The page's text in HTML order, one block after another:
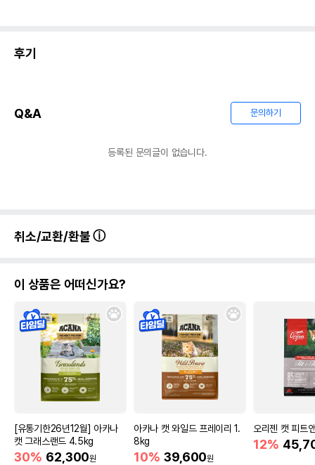
후기
Q&A 문의하기
등록된 문의글이 없습니다.
취소/교환/환불
이 상품은 어떠신가요?
[유통기한26년12월] 아카나
캣 그래스랜드 4.5kg
30% 62,300원
아카나 캣 와일드 프레이리 1.
8kg
10% 39,600원
오리젠 캣 피트
12%